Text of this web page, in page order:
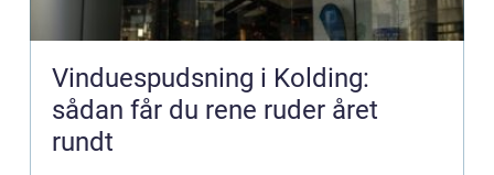
Vinduespudsning i Kolding:
sådan får du rene ruder året
rundt